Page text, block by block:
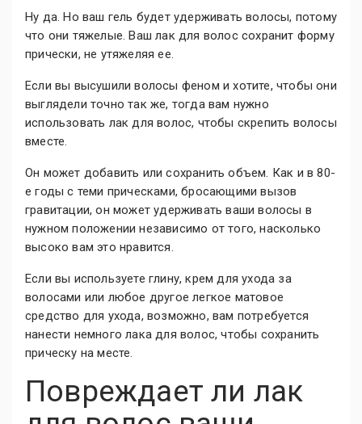
Ну да. Но ваш гель будет удерживать волосы, потому
что они тяжелые. Ваш лак для волос сохранит форму
прически, не утяжеляя ее.
Если вы высушили волосы феном и хотите, чтобы они
выглядели точно так же, тогда вам нужно
использовать лак для волос, чтобы скрепить волосы
вместе.
Он может добавить или сохранить объем. Как и в 80-
е годы с теми прическами, бросающими вызов
гравитации, он может удерживать ваши волосы в
нужном положении независимо от того, насколько
высоко вам это нравится.
Если вы используете глину, крем для ухода за
волосами или любое другое легкое матовое
средство для ухода, возможно, вам потребуется
нанести немного лака для волос, чтобы сохранить
прическу на месте.
Повреждает ли лак